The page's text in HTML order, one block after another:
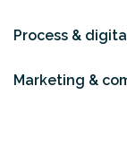
Process &
Marketing &